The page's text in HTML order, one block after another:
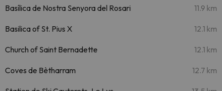
Basílica de Nostra Senyora del Rosari 11.9 km
Basilica of St. Pius X 12.1 km
Church of Saint Bernadette 12.1 km
Coves de Bètharram 12.7 km